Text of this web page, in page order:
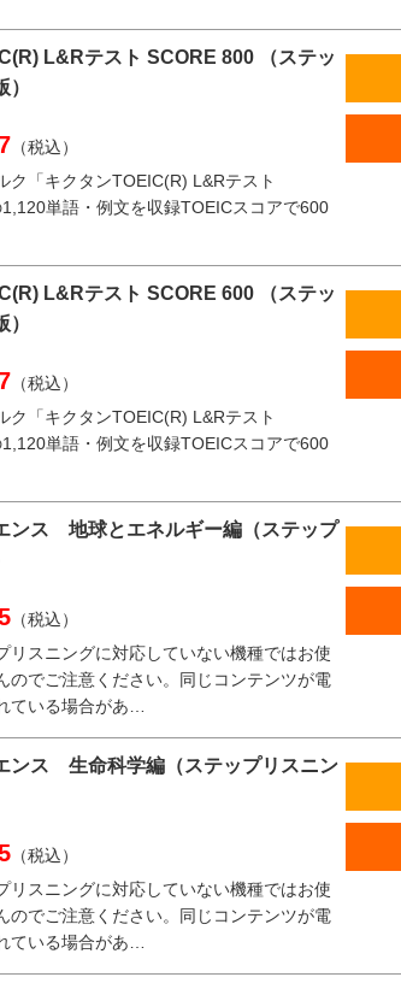
L&Rテスト SCORE 800 （ステッ
（税込）
「キクタンTOEIC(R) L&Rテスト
単語・例文を収録TOEICスコアで600
L&Rテスト SCORE 600 （ステッ
（税込）
「キクタンTOEIC(R) L&Rテスト
単語・例文を収録TOEICスコアで600
ンス 地球とエネルギー編（ステップ
（税込）
リスニングに対応していない機種ではお使
のでご注意ください。同じコンテンツが電
ている場合があ…
ンス 生命科学編（ステップリスニン
（税込）
リスニングに対応していない機種ではお使
のでご注意ください。同じコンテンツが電
ている場合があ…